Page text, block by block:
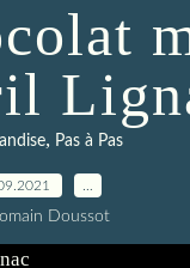
, Pas à Pas
Doussot